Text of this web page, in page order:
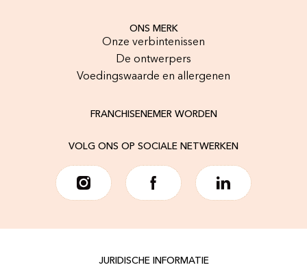
ONS MERK
Onze verbintenissen
De ontwerpers
Voedingswaarde en allergenen
FRANCHISENEMER WORDEN
VOLG ONS OP SOCIALE NETWERKEN
JURIDISCHE INFORMATIE